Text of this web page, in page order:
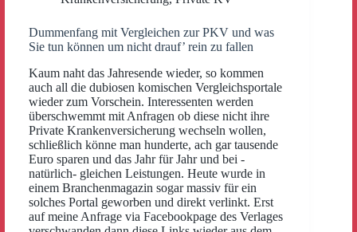
Dummenfang mit Vergleichen zur PKV und was
Sie tun können um nicht drauf’ rein zu fallen
Kaum naht das Jahresende wieder, so kommen
auch all die dubiosen komischen Vergleichsportale
wieder zum Vorschein. Interessenten werden
überschwemmt mit Anfragen ob diese nicht ihre
Private Krankenversicherung wechseln wollen,
schließlich könne man hunderte, ach gar tausende
Euro sparen und das Jahr für Jahr und bei -
natürlich- gleichen Leistungen. Heute wurde in
einem Branchenmagazin sogar massiv für ein
solches Portal geworben und direkt verlinkt. Erst
auf meine Anfrage via Facebookpage des Verlages